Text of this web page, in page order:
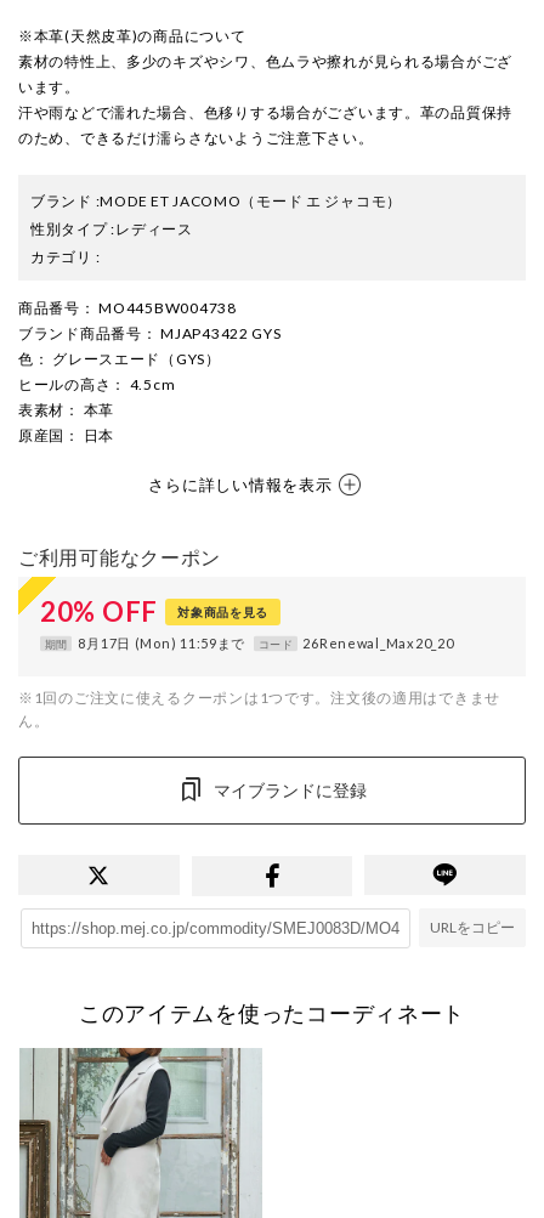
※本革(天然皮革)の商品について
素材の特性上、多少のキズやシワ、色ムラや擦れが見られる場合がござ
います。
汗や雨などで濡れた場合、色移りする場合がございます。革の品質保持
のため、できるだけ濡らさないようご注意下さい。
ブランド :MODE ET JACOMO （モード エ ジャコモ）
性別タイプ:レディース
カテゴリ :
商品番号 ： MO445BW004738
ブランド商品番号 ： MJAP43422 GYS
色 ： グレースエード（GYS）
ヒールの高さ ： 4.5cm
表素材 ： 本革
原産国 ： 日本
さらに詳しい情報を表示
ご利用可能なクーポン
20% OFF 対象商品を見る
期間 8月17日 (Mon) 11:59まで コード 26Renewal_Max20_20
※1回のご注文に使えるクーポンは1つです。注文後の適用はできませ
ん。
マイブランドに登録
URLをコピー
このアイテムを使ったコーディネート